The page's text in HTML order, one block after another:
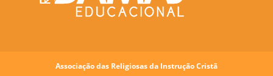
Associação das Religiosas da Instrução Cristã